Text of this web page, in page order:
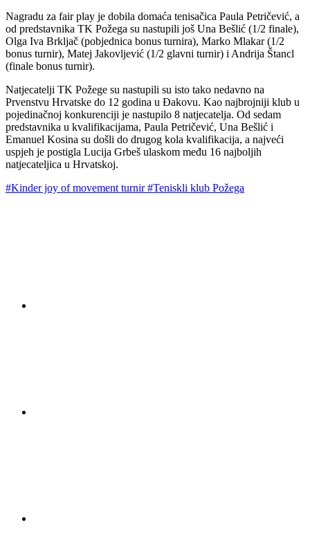
Nagradu za fair play je dobila domaća tenisačica Paula Petričević, a
od predstavnika TK Požega su nastupili još Una Bešlić (1/2 finale),
Olga Iva Brkljač (pobjednica bonus turnira), Marko Mlakar (1/2
bonus turnir), Matej Jakovljević (1/2 glavni turnir) i Andrija Štancl
(finale bonus turnir).
Natjecatelji TK Požege su nastupili su isto tako nedavno na
Prvenstvu Hrvatske do 12 godina u Đakovu. Kao najbrojniji klub u
pojedinačnoj konkurenciji je nastupilo 8 natjecatelja. Od sedam
predstavnika u kvalifikacijama, Paula Petričević, Una Bešlić i
Emanuel Kosina su došli do drugog kola kvalifikacija, a najveći
uspjeh je postigla Lucija Grbeš ulaskom među 16 najboljih
natjecateljica u Hrvatskoj.
#Kinder joy of movement turnir#Teniskli klub Požega